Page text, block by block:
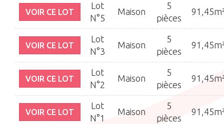
VOIR CE LOT
Lot
N°5
Maison
5
pièces
VOIR CE LOT
Lot
N°3
Maison
5
pièces
VOIR CE LOT
Lot
N°2
Maison
5
pièces
VOIR CE LOT
Lot
N°1
Maison
5
pièces